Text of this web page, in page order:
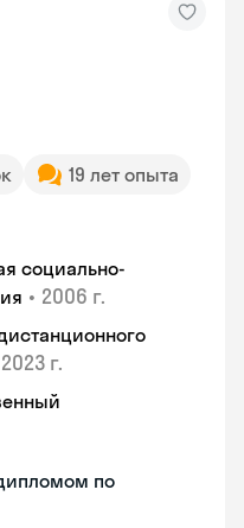
19 лет опыта
социально-
• 2006 г.
2023 г.
по